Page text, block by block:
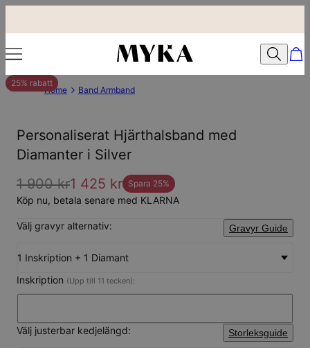
25% rabatt
Home Band Armband
Personaliserat Hjärthalsband med
Diamanter i Silver
1 900 kr1 425 kr Spara 25%
Köp nu, betala senare med KLARNA
Välj gravyr alternativ: Gravyr Guide
1 Inskription + 1 Diamant
Inskription (Upp till 11 tecken):
Välj justerbar kedjelängd: Storleksguide